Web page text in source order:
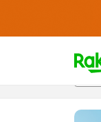
t
p
a
總覽